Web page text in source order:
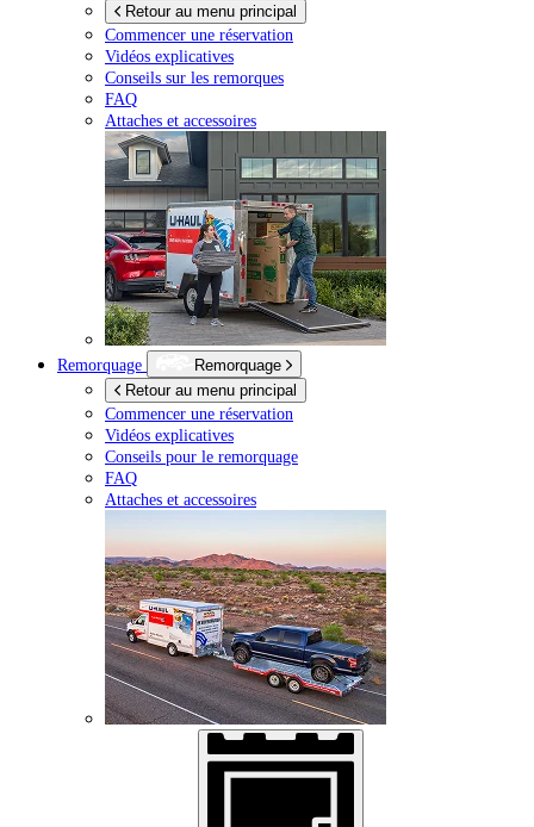
Retour au menu principal
Commencer une réservation
Vidéos explicatives
Conseils sur les remorques
FAQ
Attaches et accessoires
Remorquage
Remorquage
Retour au menu principal
Commencer une réservation
Vidéos explicatives
Conseils pour le remorquage
FAQ
Attaches et accessoires